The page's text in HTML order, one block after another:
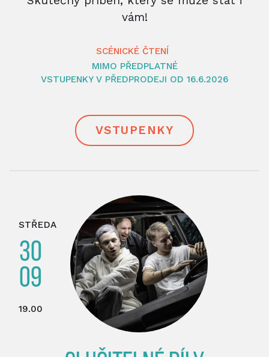
vám!
SCÉNICKÉ ČTENÍ
MIMO PŘEDPLATNÉ
VSTUPENKY V PŘEDPRODEJI OD 16.6.2026
VSTUPENKY
STŘEDA
30
09
19.00